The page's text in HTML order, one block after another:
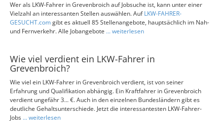
Wer als LKW-Fahrer in Grevenbroich auf Jobsuche ist, kann unter einer
Vielzahl an interessanten Stellen auswählen. AufLKW-FAHRER-
GESUCHT.comgibt es aktuell 85 Stellenangebote, hauptsächlich im Nah-
und Fernverkehr. Alle Jobangebote ... weiterlesen
Wie viel verdient ein LKW-Fahrer in
Grevenbroich?
Wie viel ein LKW-Fahrer in Grevenbroich verdient, ist von seiner
Erfahrung und Qualifikation abhängig. Ein Kraftfahrer in Grevenbroich
verdient ungefähr 3... €. Auch in den einzelnen Bundesländern gibt es
deutliche Gehaltsunterschiede. Jetzt die interessantesten LKW-Fahrer-
Jobs ... weiterlesen